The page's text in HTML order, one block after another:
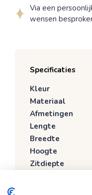
Via een
wensen
Specificaties
Kleur
Materiaal
Afmetingen
Lengte
Breedte
Hoogte
Zitdiepte